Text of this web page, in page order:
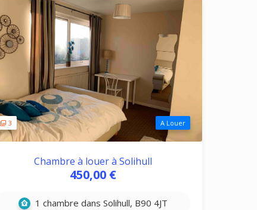
3 A Louer
Chambre à louer à Solihull
450,00 €
1 chambre dans Solihull, B90 4JT